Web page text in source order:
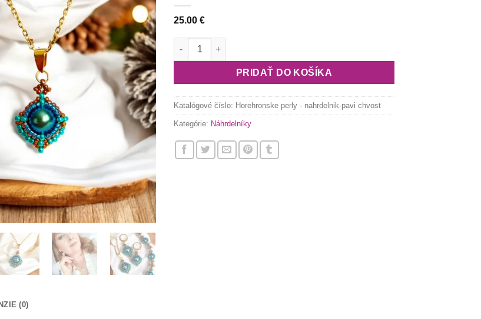
25.00 €
množstvo Horehronské perly | pôvabný perlový náhrdelník vo farbe páví
PRIDAŤ DO KOŠÍKA
Katalógové číslo: Horehronske perly - nahrdelnik-pavi chvost
Kategórie: Náhrdelníky
(0)